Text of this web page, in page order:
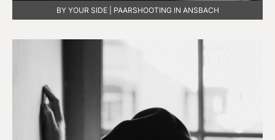
BY YOUR SIDE | PAARSHOOTING IN ANSBACH